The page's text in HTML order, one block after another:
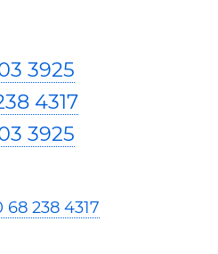
3925
4317
3925
68 238 4317